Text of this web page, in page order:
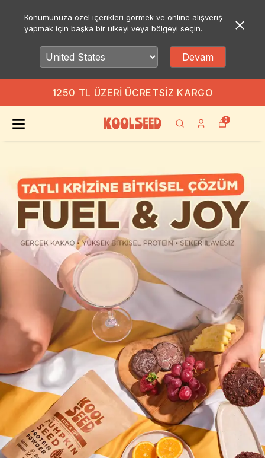
Konumunuza özel içerikleri görmek ve online alışveriş
yapmak için başka bir ülkeyi veya bölgeyi seçin.
Devam
1250 TL ÜZERI ÜCRETSIZ KARGO
0